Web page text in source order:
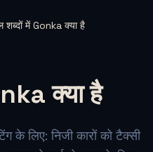
शब्दों में Gonka क्या है
क्या है
के लिए: निजी कारों को टैक्सी